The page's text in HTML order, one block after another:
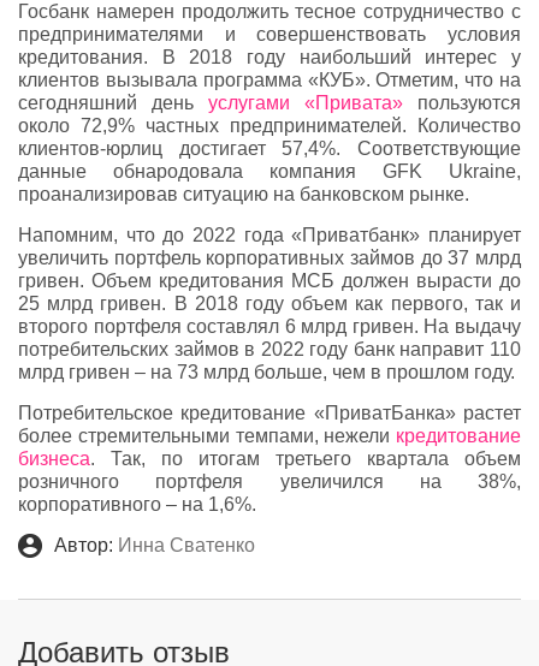
Госбанк намерен продолжить тесное сотрудничество с
предпринимателями и совершенствовать условия
кредитования. В 2018 году наибольший интерес у
клиентов вызывала программа «КУБ». Отметим, что на
сегодняшний день услугами «Привата» пользуются
около 72,9% частных предпринимателей. Количество
клиентов-юрлиц достигает 57,4%. Соответствующие
данные обнародовала компания GFK Ukraine,
проанализировав ситуацию на банковском рынке.
Напомним, что до 2022 года «Приватбанк» планирует
увеличить портфель корпоративных займов до 37 млрд
гривен. Объем кредитования МСБ должен вырасти до
25 млрд гривен. В 2018 году объем как первого, так и
второго портфеля составлял 6 млрд гривен. На выдачу
потребительских займов в 2022 году банк направит 110
млрд гривен – на 73 млрд больше, чем в прошлом году.
Потребительское кредитование «ПриватБанка» растет
более стремительными темпами, нежели кредитование
бизнеса. Так, по итогам третьего квартала объем
розничного портфеля увеличился на 38%,
корпоративного – на 1,6%.
Автор: Инна Сватенко
Добавить отзыв